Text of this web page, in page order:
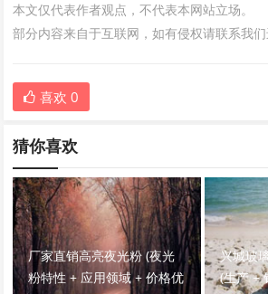
本文仅代表作者观点，不代表本网站立场。
部分内容来自于互联网，如有侵权请联系我们
喜欢 0
猜你喜欢
厂家直销高亮夜光粉 (夜光
粉特性 + 应用领域 + 价格优
兴城玻
(生产 +